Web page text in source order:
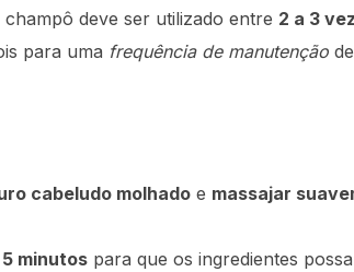
deve ser utilizado entre 2 a 3
para uma frequência de manutenção
cabeludo molhado e massajar
5 minutos para que os ingredientes